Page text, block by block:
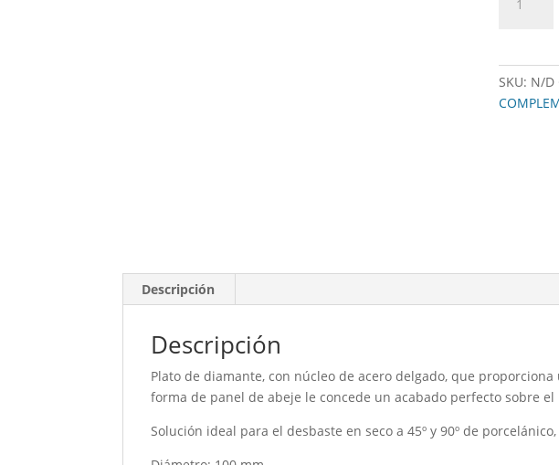
diamante
SKU: N/D
Descripción
Descripción
Plato de diamante, con núcleo de acero delgado, que
forma de panel de abeje le concede un acabado perfecto sobre el
Solución ideal para el desbaste en seco a 45º y 90º de